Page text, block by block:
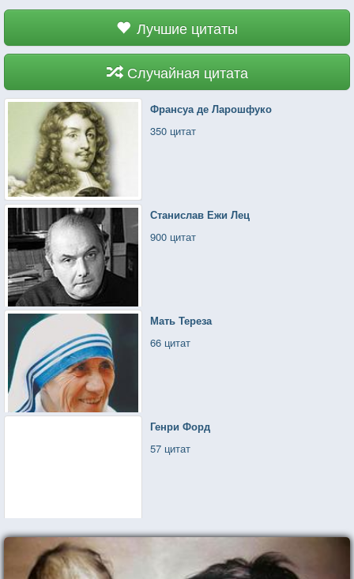
Лучшие цитаты
Случайная цитата
Франсуа де Ларошфуко
350 цитат
Станислав Ежи Лец
900 цитат
Мать Тереза
66 цитат
Генри Форд
57 цитат